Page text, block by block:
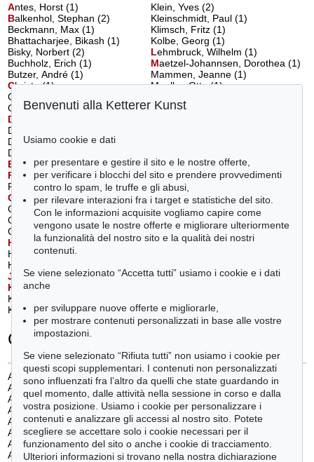
Antes, Horst(1)
Balkenhol, Stephan(2)
Beckmann, Max (1)
Bhattacharjee, Bikash (1)
Bisky, Norbert (2)
Buchholz, Erich (1)
Butzer, André (1)
Christo(1)
Cragg, Tony (1)
D
Dubuffet, Jean (1)
E
rnst, Max(2)
F
angor, Wojciech(1)
Förg, Günther (1)
G
ertsch, Franz(1)
Ghenie, Adrian (1)
Graubner, Gotthard (1)
Grosse, Katharina (1)
H
artung, Hans(1)
Heckel, Erich (1)
J
awlensky, Alexej von(5)
K
atz, Alex
Klapheck, Konrad (1)
Klein, Yves (2)
Kleinschmidt, Paul (1)
Klimsch, Fritz (1)
Kolbe, Georg (1)
Lehmbruck, Wilhelm(1)
Maetzel-Johannsen, Dorothea(1)
Mammen, Jeanne (1)
Mueller, Otto (1)
Nay, Ernst Wilhelm
Picasso, Pablo (1)
Poliakoff, Serge (1)
Richter, Daniel
Richter, Gerhard (2)
Rickey, George (1)
S
chiele, Egon
(1)
Schumacher, Emil (1)
Sintenis, Renée (1)
Warhol, Andy (1)
Categorie
Arte cinetica
(1)
Arte concettuale/ minimalismo(2)
Arte figurativa dal 1900 al 1930 (2)
Arte figurativa dal 1940 al 1960(4)
Arte figurativa dal 1970 a oggi(8)
Arte informale(1)
Astrazione dopo il 45(16)
Astrazione prima del 45(2)
Benvenuti alla Ketterer Kunst
Usiamo cookie e dati
per presentare e gestire il sito e le nostre offerte,
per verificare i blocchi del sito e prendere provvedimenti
contro lo spam, le truffe e gli abusi,
per rilevare interazioni fra i target e statistiche del sito.
Con le informazioni acquisite vogliamo capire come
vengono usate le nostre offerte e migliorare ulteriormente
la funzionalità del nostro sito e la qualità dei nostri
contenuti.
Se viene selezionato “Accetta tutti” usiamo i cookie e i dati
anche
per sviluppare nuove offerte e migliorarle,
per mostrare contenuti personalizzati in base alle vostre
impostazioni.
Se viene selezionato “Rifiuta tutti” non usiamo i cookie per
questi scopi supplementari. I contenuti non personalizzati
sono influenzati fra l’altro da quelli che state guardando in
quel momento, dalle attività nella sessione in corso e dalla
vostra posizione. Usiamo i cookie per personalizzare i
contenuti e analizzare gli accessi al nostro sito. Potete
scegliere se accettare solo i cookie necessari per il
funzionamento del sito o anche i cookie di tracciamento.
Ulteriori informazioni si trovano nella nostra dichiarazione